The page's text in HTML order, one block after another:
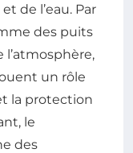
de l’eau. Par
des puits
l’atmosphère,
un rôle
la protection
le
des